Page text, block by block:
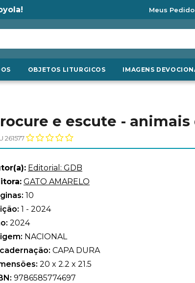
Meus
OBJETOS LITURGICOS IMAGENS
e escute -
261577
Editorial: GDB
GATO AMARELO
10
1 - 2024
2024
NACIONAL
CAPA DURA
20 x 2.2 x 21.5
9786585774697